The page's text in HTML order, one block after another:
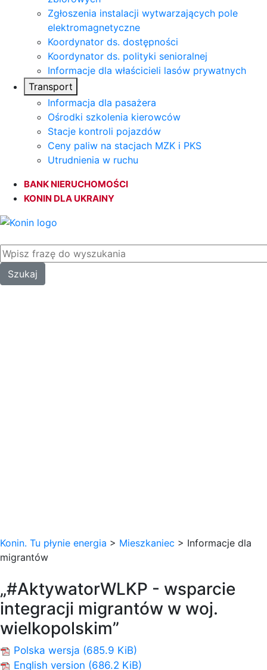
Zgłoszenia instalacji wytwarzających pole
elektromagnetyczne
Koordynator ds. dostępności
Koordynator ds. polityki senioralnej
Informacje dla właścicieli lasów prywatnych
Transport
Informacja dla pasażera
Ośrodki szkolenia kierowców
Stacje kontroli pojazdów
Ceny paliw na stacjach MZK i PKS
Utrudnienia w ruchu
BANK NIERUCHOMOŚCI
KONIN DLA UKRAINY
Konin. Tu płynie energia > Mieszkaniec > Informacje dla
migrantów
„#AktywatorWLKP - wsparcie
integracji migrantów w woj.
wielkopolskim”
Polska wersja (685.9 KiB)
English version (686.2 KiB)